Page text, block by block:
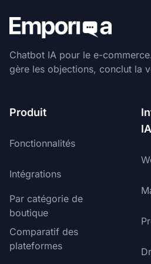
Chatbot IA pour le e-
gère les objections, conclut la
Produit
Fonctionnalités
Intégrations
Par catégorie de
boutique
Comparatif des
plateformes
IA